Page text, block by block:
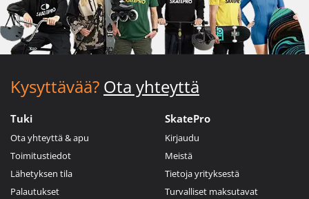
Kysyttävää? Ota yhteyttä
Tuki
Ota yhteyttä & apu
Toimitustiedot
Lähetyksen tila
Palautukset
SkatePro
Kirjaudu
Meistä
Tietoja yrityksestä
Turvalliset maksutavat